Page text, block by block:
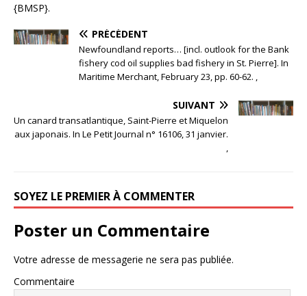
{BMSP}.
PRÉCÉDENT
Newfoundland reports… [incl. outlook for the Bank
fishery cod oil supplies bad fishery in St. Pierre]. In
Maritime Merchant, February 23, pp. 60-62. ,
SUIVANT
Un canard transatlantique, Saint-Pierre et Miquelon
aux japonais. In Le Petit Journal n° 16106, 31 janvier.
SOYEZ LE PREMIER À COMMENTER
Poster un Commentaire
Votre adresse de messagerie ne sera pas publiée.
Commentaire